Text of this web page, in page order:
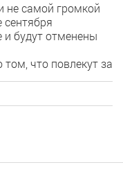
не самой громкой
и будут отменены
что повлекут за
чтобы
деталях. Нам